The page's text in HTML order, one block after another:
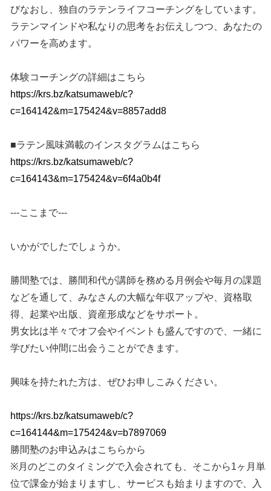
びなおし、独自のラテンライフコーチングをしています。
ラテンマインドや私なりの思考をお伝えしつつ、あなたの
パワーを高めます。
体験コーチングの詳細はこちら
https://krs.bz/katsumaweb/c?
c=164142&m=175424&v=8857add8
■ラテン風味満載のインスタグラムはこちら
https://krs.bz/katsumaweb/c?
c=164143&m=175424&v=6f4a0b4f
---ここまで---
いかがでしたでしょうか。
勝間塾では、勝間和代が講師を務める月例会や毎月の課題
などを通して、みなさんの大幅な年収アップや、資格取
得、起業や出版、資産形成などをサポート。
男女比は半々でオフ会やイベントも盛んですので、一緒に
学びたい仲間に出会うことができます。
興味を持たれた方は、ぜひお申しこみください。
https://krs.bz/katsumaweb/c?
c=164144&m=175424&v=b7897069
勝間塾のお申込みはこちらから
※月のどこのタイミングで入会されても、そこから1ヶ月単
位で課金が始まりますし、サービスも始まりますので、入